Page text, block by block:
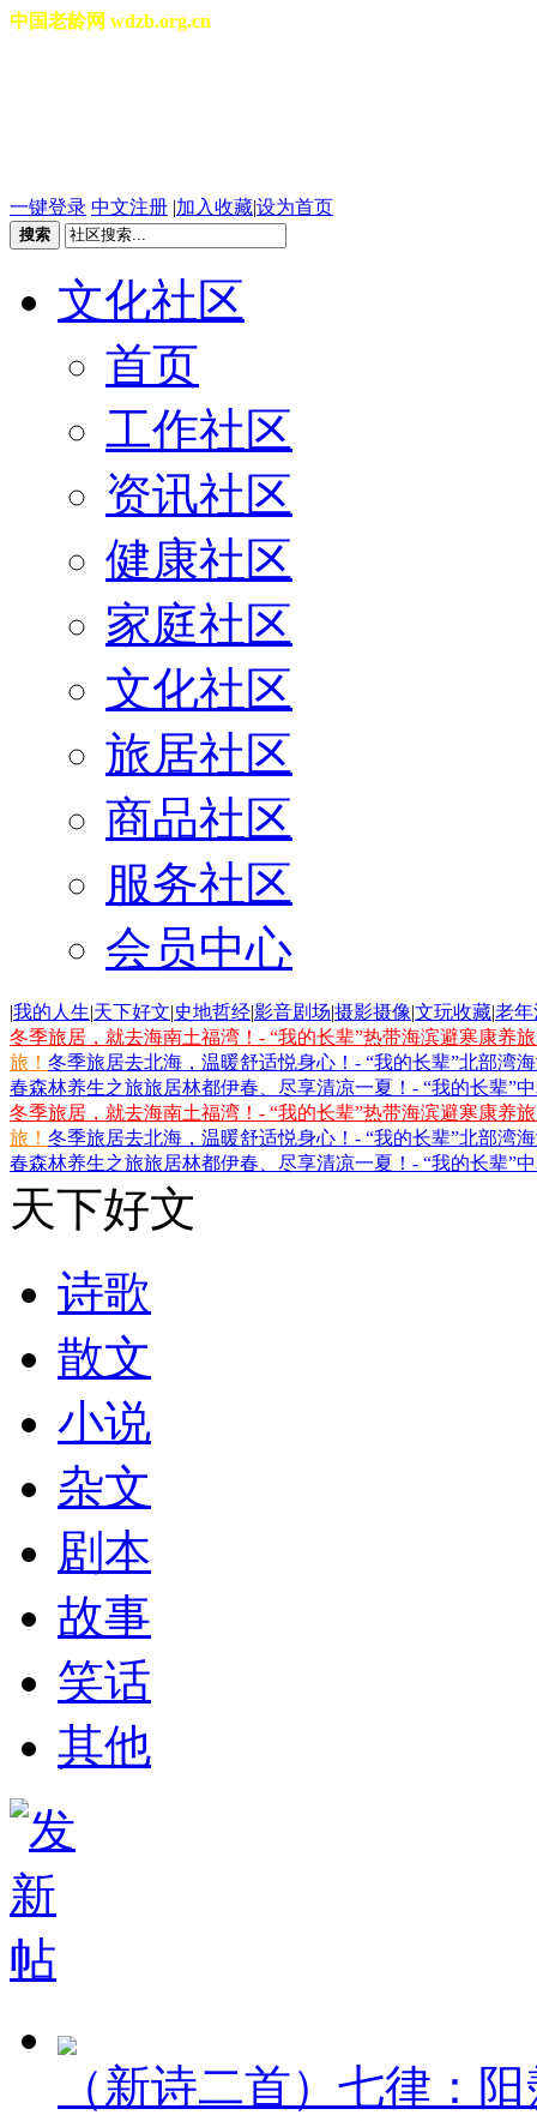
中国老龄网 wdzb.org.cn
一键登录 中文注册 |加入收藏|设为首页
搜索
文化社区
首页
工作社区
资讯社区
健康社区
家庭社区
文化社区
旅居社区
商品社区
服务社区
会员中心
|我的人生|天下好文|史地哲经|影音剧场|摄影摄像|文玩收藏|老
冬季旅居，就去海南土福湾！- “我的长辈”热带海滨避寒康养
旅！ 冬季旅居去北海，温暖舒适悦身心！- “我的长辈”北部湾
春森林养生之旅旅居林都伊春、尽享清凉一夏！- “我的长辈”
冬季旅居，就去海南土福湾！- “我的长辈”热带海滨避寒康养
旅！ 冬季旅居去北海，温暖舒适悦身心！- “我的长辈”北部湾
春森林养生之旅旅居林都伊春、尽享清凉一夏！- “我的长辈”
天下好文
诗歌
散文
小说
杂文
剧本
故事
笑话
其他
（新诗二首）七律：